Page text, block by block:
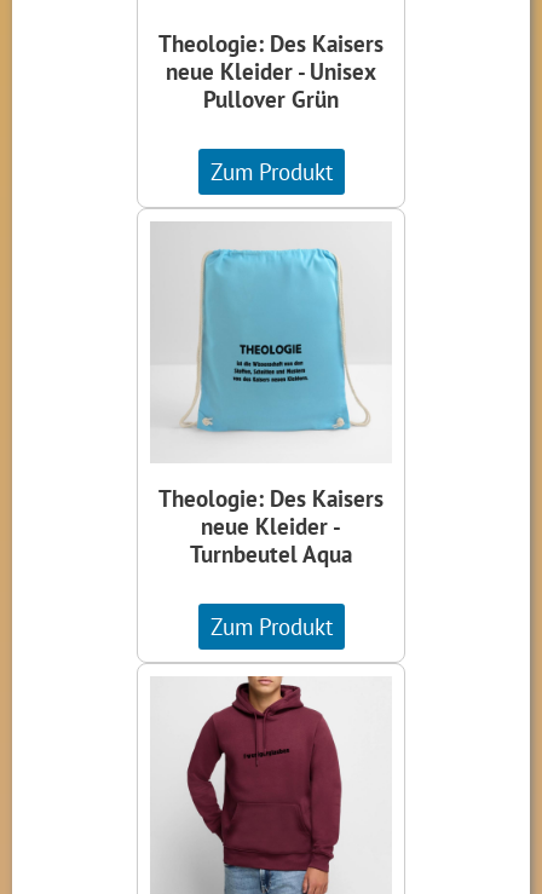
Theologie: Des Kaisers
neue Kleider - Unisex
Pullover Grün
Zum Produkt
Theologie: Des Kaisers
neue Kleider -
Turnbeutel Aqua
Zum Produkt